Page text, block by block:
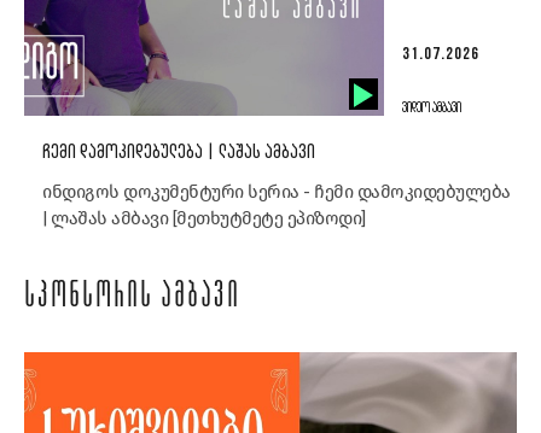
31.07.2026
ᲕᲘᲓᲔᲝ ᲐᲛᲑᲐᲕᲘ
ᲩᲔᲛᲘ ᲓᲐᲛᲝᲙᲘᲓᲔᲑᲣᲚᲔᲑᲐ | ᲚᲐᲨᲐᲡ ᲐᲛᲑᲐᲕᲘ
ინდიგოს დოკუმენტური სერია - ჩემი დამოკიდებულება
| ლაშას ამბავი [მეთხუტმეტე ეპიზოდი]
ᲡᲞᲝᲜᲡᲝᲠᲘᲡ ᲐᲛᲑᲐᲕᲘ